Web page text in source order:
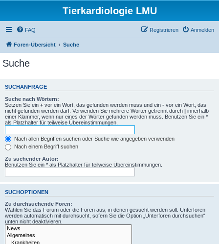
Tierkardiologie LMU
FAQ Anmelden
Registrieren
Foren-Übersicht Suche
Suche
SUCHANFRAGE
Suche nach Wörtern:
Setzen Sie ein + vor ein Wort, das gefunden werden muss und ein - vor ein Wort, das
nicht gefunden werden darf. Verwenden Sie mehrere Wörter getrennt durch | innerhalb
einer Klammer, wenn nur eines der Wörter gefunden werden muss. Benutzen Sie ein *
als Platzhalter für teilweise Übereinstimmungen.
Nach allen Begriffen suchen oder Suche wie angegeben verwenden
Nach einem Begriff suchen
Zu suchender Autor:
Benutzen Sie ein * als Platzhalter für teilweise Übereinstimmungen.
SUCHOPTIONEN
Zu durchsuchende Foren:
Wählen Sie das Forum oder die Foren aus, in denen gesucht werden soll. Unterforen
werden automatisch mit durchsucht, sofern Sie die Option „Unterforen durchsuchen“
unten nicht deaktivieren.